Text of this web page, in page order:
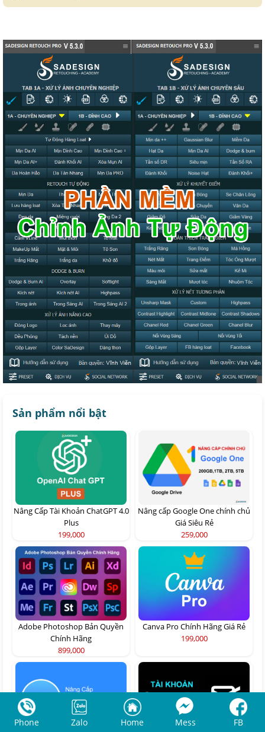
Sản phẩm nổi bật
Nâng Cấp Tài Khoản ChatGPT 4.0
Plus
199,000
Nâng cấp Google One chính chủ
Giá Siêu Rẻ
259,000
Adobe Photoshop Bản Quyền
Chính Hãng
899,000
Canva Pro Chính Hãng Giá Rẻ
199,000
Phone Zalo Home Mess FB